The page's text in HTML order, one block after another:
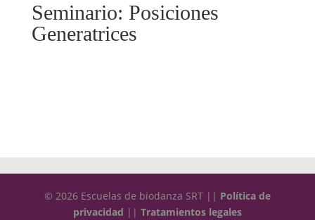
Seminario: Posiciones
Generatrices
© 2026 Escuelas de biodanza SRT || Política de
privacidad || Tratamientos legales